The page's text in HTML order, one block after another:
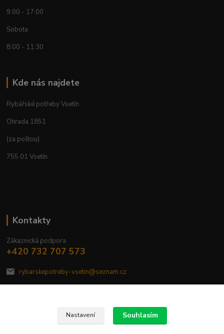
9:00 - 17:00
Sobota
8:00 - 11:30
Kde nás najdete
Rybářské potřeby Vsetín
Ohrada 1851
(za poštou)
755 01 Vsetín
Kontakty
Zákaznická podpora
+420 732 707 573
rybarskepotreby-vsetin@seznam.cz
Nastavení Souhlasím